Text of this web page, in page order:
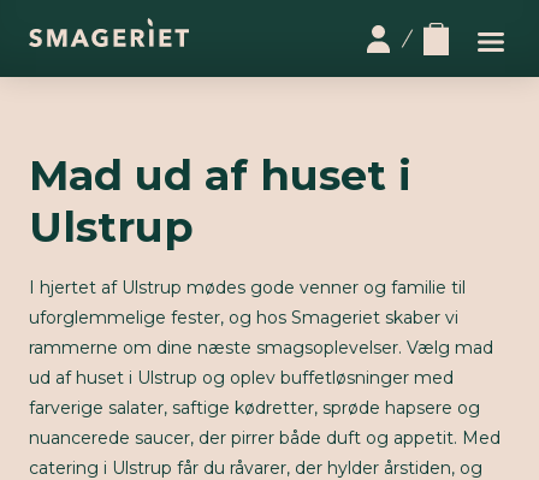
Mad ud af huset i
Ulstrup
I hjertet af Ulstrup mødes gode venner og familie til
uforglemmelige fester, og hos Smageriet skaber vi
rammerne om dine næste smagsoplevelser. Vælg mad
ud af huset i Ulstrup og oplev buffetløsninger med
farverige salater, saftige kødretter, sprøde hapsere og
nuancerede saucer, der pirrer både duft og appetit. Med
catering i Ulstrup får du råvarer, der hylder årstiden, og